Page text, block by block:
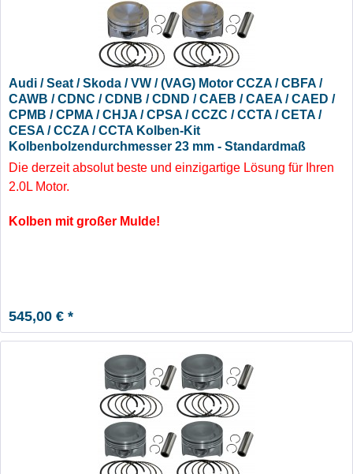
Audi / Seat / Skoda / VW / (VAG) Motor CCZA / CBFA /
CAWB / CDNC / CDNB / CDND / CAEB / CAEA / CAED /
CPMB / CPMA / CHJA / CPSA / CCZC / CCTA / CETA /
CESA / CCZA / CCTA Kolben-Kit
Kolbenbolzendurchmesser 23 mm - Standardmaß
(große Mulde)
Die derzeit absolut beste und einzigartige Lösung für Ihren
2.0L Motor.
Kolben mit großer Mulde!
545,00 € *